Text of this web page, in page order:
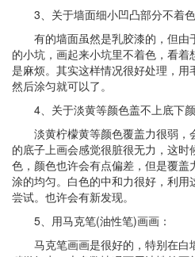
3、关于墙面细小凹凸部分不着
有的墙面虽然是乳胶漆的，但
的小坑，画起来小坑里不着色，看
是麻烦。其实这样情况很好处理，用
然后涂匀就可以了。
4、关于淡黄等颜色盖不上底下
淡黄柠檬黄等颜色覆盖力很弱
的底子上画会感觉很脏很无力，这
色，颜色也许会有点偏差，但是覆盖
涂的均匀。白色的中和力很好，利
尝试。也许会有新发现。
5、用马克笔(油性笔)画画：
马克笔画画是很好的，特别在